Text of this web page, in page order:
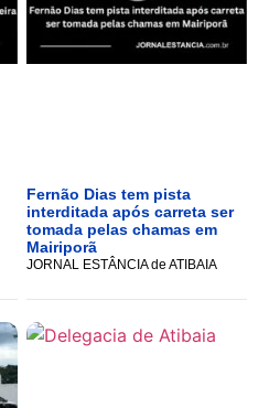
Fernão Dias tem pista
interditada após carreta ser
tomada pelas chamas em
Mairiporã
JORNAL ESTÂNCIA de ATIBAIA